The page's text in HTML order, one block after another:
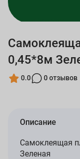
0,45*8м
0.0 0 отзывов
Описание
Самоклеящая
Зеленая